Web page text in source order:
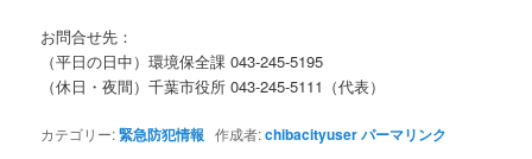
お問合せ先：
（平日の日中）環境保全課 043-245-5195
（休日・夜間）千葉市役所 043-245-5111（代表）
カテゴリー:緊急防犯情報 作成者:chibacityuserパーマリンク